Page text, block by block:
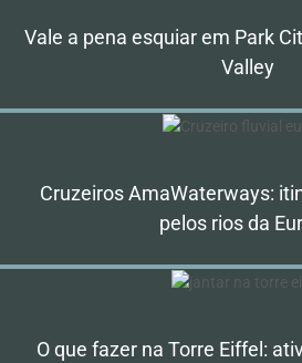
Vale a pena esquiar em Park
Valley
Cruzeiros AmaWaterways:
pelos rios da
O que fazer na Torre Eiffel: